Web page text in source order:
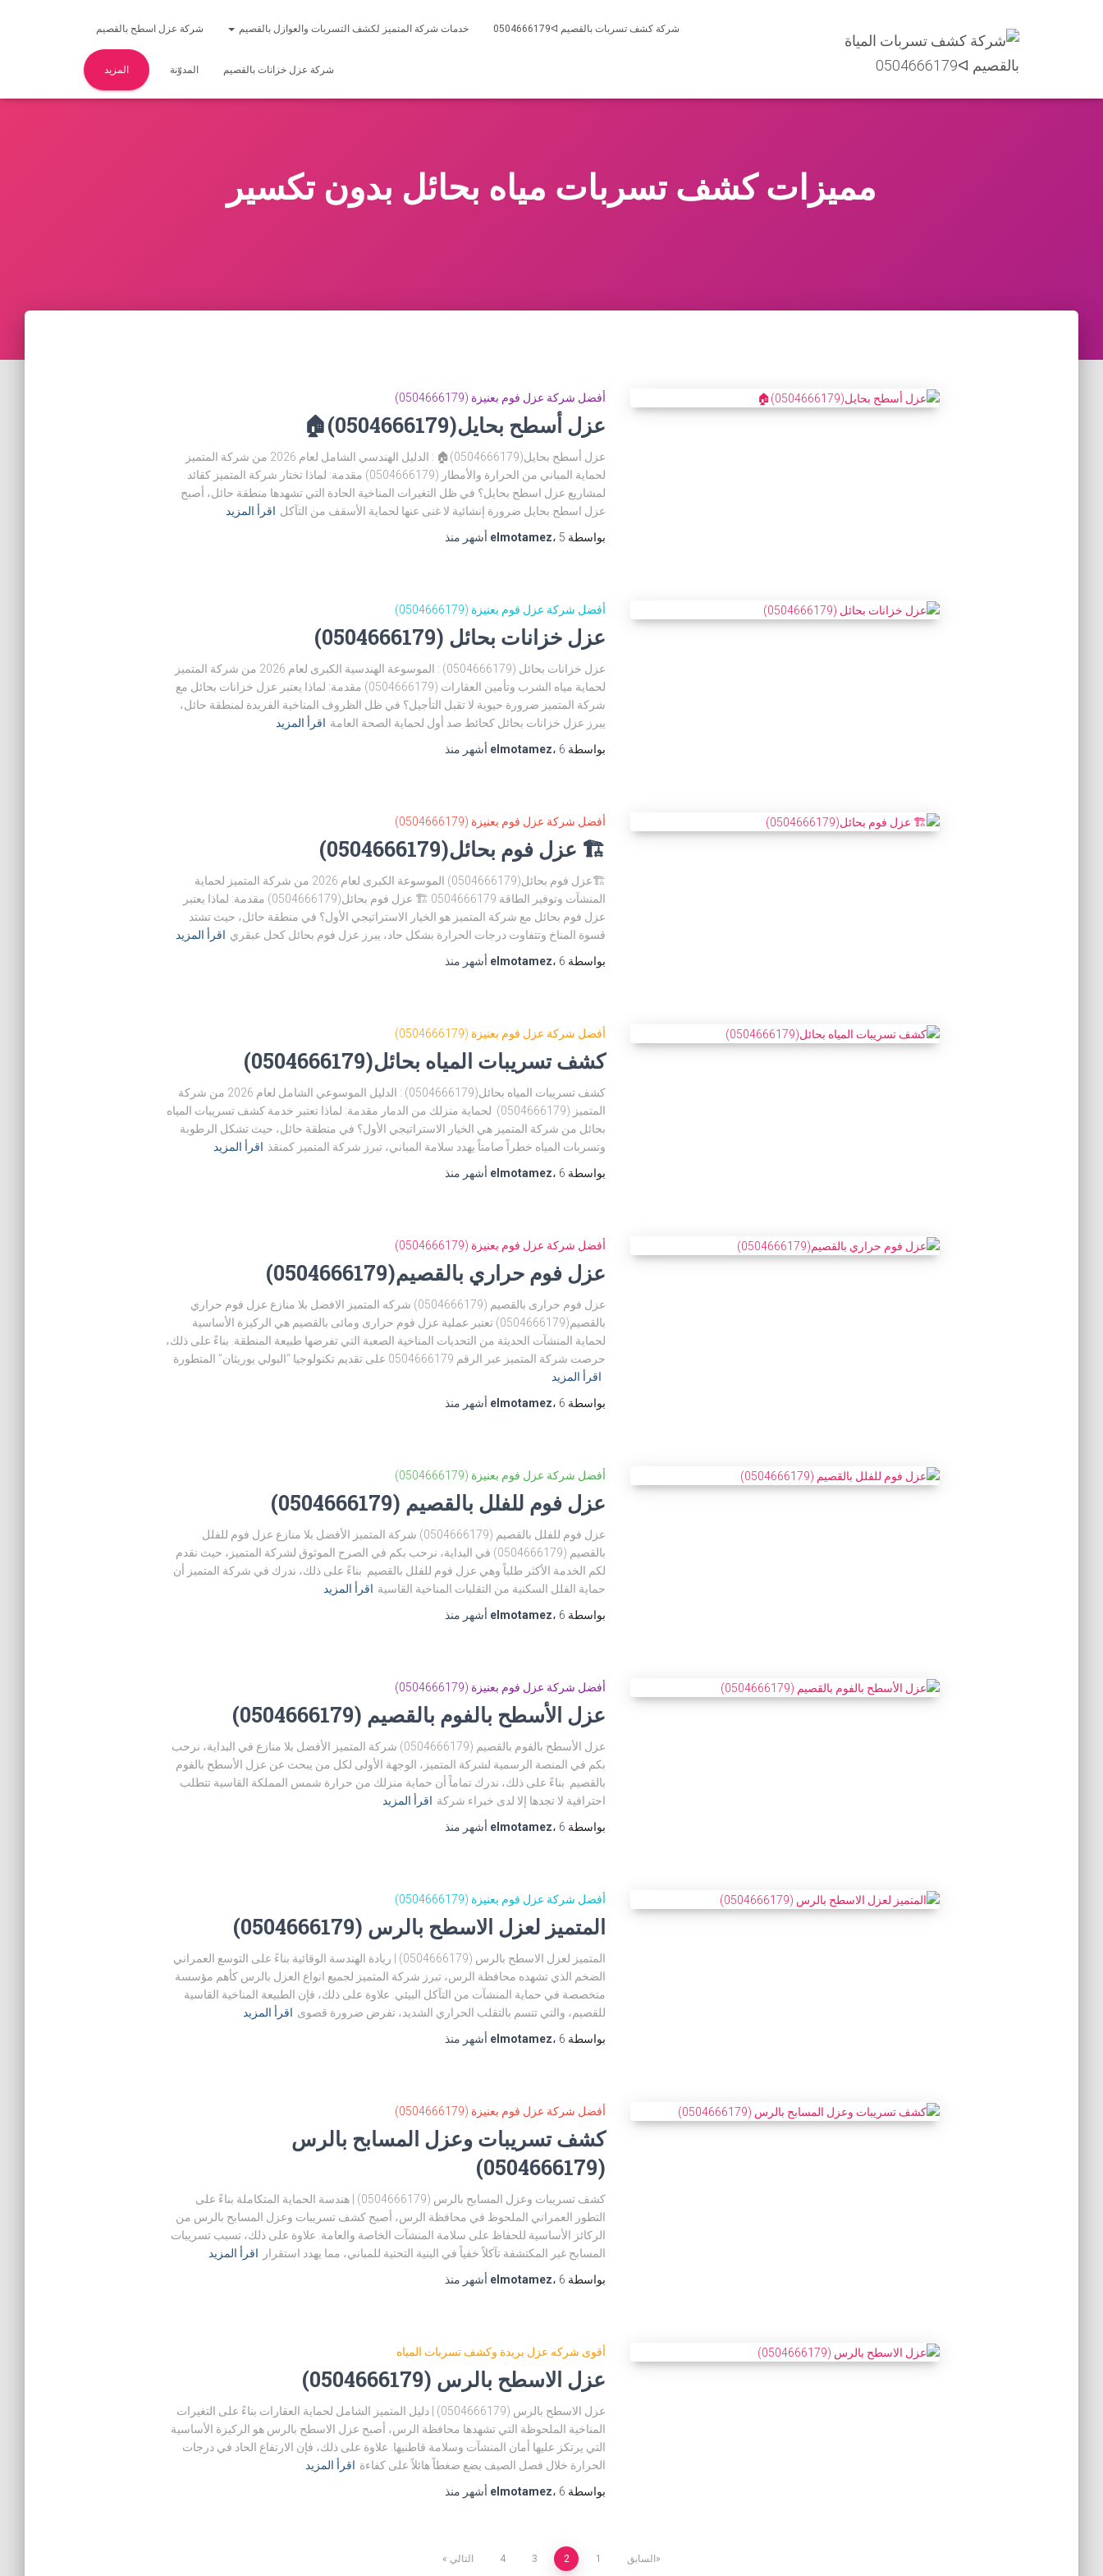
شركة كشف تسربات بالقصيم 0504666179ᐊ خدمات شركة المتميز لكشف التسربات والعوازل بالقصيم شركة عزل اسطح بالقصيم
شركة عزل خزانات بالقصيم المدوّنة المزيد
مميزات كشف تسربات مياه بحائل بدون تكسير
أفضل شركة عزل فوم بعنيزة (0504666179)
عزل أسطح بحايل(0504666179)🏠
عزل أسطح بحايل(0504666179)🏠 : الدليل الهندسي الشامل لعام 2026 من شركة المتميز
لحماية المباني من الحرارة والأمطار (0504666179) مقدمة: لماذا تختار شركة المتميز كقائد
لمشاريع عزل اسطح بحايل؟ في ظل التغيرات المناخية الحادة التي تشهدها منطقة حائل، أصبح
عزل اسطح بحايل ضرورة إنشائية لا غنى عنها لحماية الأسقف من التآكل اقرأ المزيد
بواسطة
elmotamez، 5 أشهر منذ
أفضل شركة عزل فوم بعنيزة (0504666179)
عزل خزانات بحائل (0504666179)
عزل خزانات بحائل (0504666179) : الموسوعة الهندسية الكبرى لعام 2026 من شركة المتميز
لحماية مياه الشرب وتأمين العقارات (0504666179) مقدمة: لماذا يعتبر عزل خزانات بحائل مع
شركة المتميز ضرورة حيوية لا تقبل التأجيل؟ في ظل الظروف المناخية الفريدة لمنطقة حائل،
يبرز عزل خزانات بحائل كحائط صد أول لحماية الصحة العامة اقرأ المزيد
بواسطة
elmotamez، 6 أشهر منذ
أفضل شركة عزل فوم بعنيزة (0504666179)
🏗️ عزل فوم بحائل(0504666179)
🏗️عزل فوم بحائل(0504666179) الموسوعة الكبرى لعام 2026 من شركة المتميز لحماية
المنشآت وتوفير الطاقة 0504666179 🏗️ عزل فوم بحائل(0504666179) مقدمة: لماذا يعتبر
عزل فوم بحائل مع شركة المتميز هو الخيار الاستراتيجي الأول؟ في منطقة حائل، حيث تشتد
قسوة المناخ وتتفاوت درجات الحرارة بشكل حاد، يبرز عزل فوم بحائل كحل عبقري اقرأ المزيد
بواسطة
elmotamez، 6 أشهر منذ
أفضل شركة عزل فوم بعنيزة (0504666179)
كشف تسريبات المياه بحائل(0504666179)
كشف تسريبات المياه بحائل(0504666179) : الدليل الموسوعي الشامل لعام 2026 من شركة
المتميز (0504666179) لحماية منزلك من الدمار مقدمة: لماذا تعتبر خدمة كشف تسريبات المياه
بحائل من شركة المتميز هي الخيار الاستراتيجي الأول؟ في منطقة حائل، حيث تشكل الرطوبة
وتسربات المياه خطراً صامتاً يهدد سلامة المباني، تبرز شركة المتميز كمنقذ اقرأ المزيد
بواسطة
elmotamez، 6 أشهر منذ
أفضل شركة عزل فوم بعنيزة (0504666179)
عزل فوم حراري بالقصيم(0504666179)
عزل فوم حرارى بالقصيم (0504666179) شركه المتميز الافضل بلا منازع عزل فوم حراري
بالقصيم(0504666179) تعتبر عملية عزل فوم حرارى ومائى بالقصيم هي الركيزة الأساسية
لحماية المنشآت الحديثة من التحديات المناخية الصعبة التي تفرضها طبيعة المنطقة. بناءً على ذلك،
حرصت شركة المتميز عبر الرقم 0504666179 على تقديم تكنولوجيا “البولي يوريثان” المتطورة
اقرأ المزيد
بواسطة
elmotamez، 6 أشهر منذ
أفضل شركة عزل فوم بعنيزة (0504666179)
عزل فوم للفلل بالقصيم (0504666179)
عزل فوم للفلل بالقصيم (0504666179) شركة المتميز الأفضل بلا منازع عزل فوم للفلل
بالقصيم (0504666179) في البداية، نرحب بكم في الصرح الموثوق لشركة المتميز، حيث نقدم
لكم الخدمة الأكثر طلباً وهي عزل فوم للفلل بالقصيم. بناءً على ذلك، ندرك في شركة المتميز أن
حماية الفلل السكنية من التقلبات المناخية القاسية اقرأ المزيد
بواسطة
elmotamez، 6 أشهر منذ
أفضل شركة عزل فوم بعنيزة (0504666179)
عزل الأسطح بالفوم بالقصيم (0504666179)
عزل الأسطح بالفوم بالقصيم (0504666179) شركة المتميز الأفضل بلا منازع في البداية، نرحب
بكم في المنصة الرسمية لشركة المتميز، الوجهة الأولى لكل من يبحث عن عزل الأسطح بالفوم
بالقصيم. بناءً على ذلك، ندرك تماماً أن حماية منزلك من حرارة شمس المملكة القاسية تتطلب
احترافية لا تجدها إلا لدى خبراء شركة اقرأ المزيد
بواسطة
elmotamez، 6 أشهر منذ
أفضل شركة عزل فوم بعنيزة (0504666179)
المتميز لعزل الاسطح بالرس (0504666179)
المتميز لعزل الاسطح بالرس (0504666179) | ريادة الهندسة الوقائية بناءً على التوسع العمراني
الضخم الذي تشهده محافظة الرس، تبرز شركة المتميز لجميع انواع العزل بالرس كأهم مؤسسة
متخصصة في حماية المنشآت من التآكل البيئي. علاوة على ذلك، فإن الطبيعة المناخية القاسية
للقصيم، والتي تتسم بالتقلب الحراري الشديد، تفرض ضرورة قصوى اقرأ المزيد
بواسطة
elmotamez، 6 أشهر منذ
أفضل شركة عزل فوم بعنيزة (0504666179)
كشف تسريبات وعزل المسابح بالرس
(0504666179)
كشف تسريبات وعزل المسابح بالرس (0504666179) | هندسة الحماية المتكاملة بناءً على
التطور العمراني الملحوظ في محافظة الرس، أصبح كشف تسريبات وعزل المسابح بالرس من
الركائز الأساسية للحفاظ على سلامة المنشآت الخاصة والعامة. علاوة على ذلك، تسبب تسريبات
المسابح غير المكتشفة تآكلاً خفياً في البنية التحتية للمباني، مما يهدد استقرار
اقرأ المزيد
بواسطة
elmotamez، 6 أشهر منذ
أقوى شركه عزل بريدة وكشف تسربات المياه
عزل الاسطح بالرس (0504666179)
عزل الاسطح بالرس (0504666179) | دليل المتميز الشامل لحماية العقارات بناءً على التغيرات
المناخية الملحوظة التي تشهدها محافظة الرس، أصبح عزل الاسطح بالرس هو الركيزة الأساسية
التي يرتكز عليها أمان المنشآت وسلامة قاطنيها. علاوة على ذلك، فإن الارتفاع الحاد في درجات
الحرارة خلال فصل الصيف يضع ضغطاً هائلاً على كفاءة اقرأ المزيد
بواسطة
elmotamez، 6 أشهر منذ
السابق 1
2
3
4 التالي